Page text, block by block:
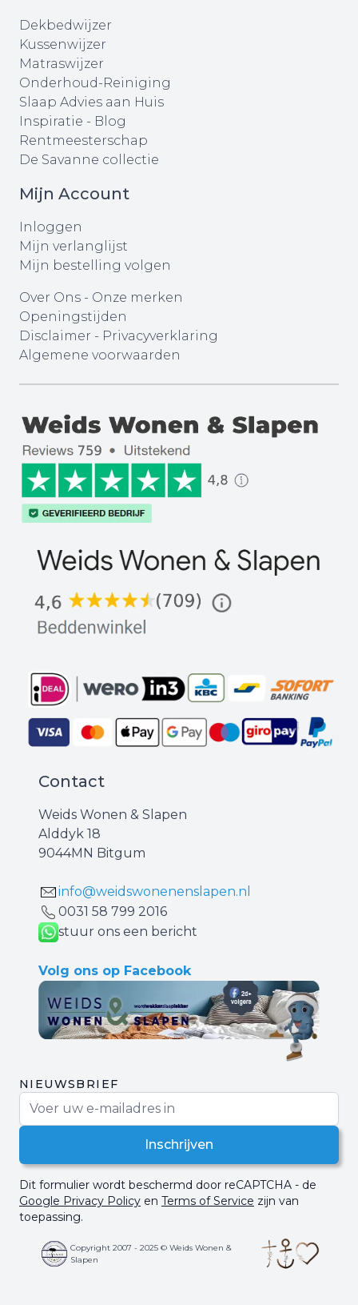
Dekbedwijzer
Kussenwijzer
Matraswijzer
Onderhoud-Reiniging
Slaap Advies aan Huis
Inspiratie - Blog
Rentmeesterschap
De Savanne collectie
Mijn Account
Inloggen
Mijn verlanglijst
Mijn bestelling volgen
Over Ons - Onze merken
Openingstijden
Disclaimer - Privacyverklaring
Algemene voorwaarden
Contact
Weids Wonen & Slapen
Alddyk 18
9044MN Bitgum
info@weidswonenenslapen.nl
0031 ‪58 799 2016‬
stuur ons een bericht
Volg ons op Facebook
NIEUWSBRIEF
Inschrijven
Dit formulier wordt beschermd door reCAPTCHA - de
Google Privacy Policy en Terms of Service zijn van
toepassing.
Copyright 2007 - 2025 © Weids Wonen &
Slapen